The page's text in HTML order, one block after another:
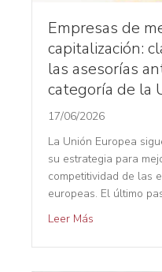
Empresas de
capitalización:
las asesorías
categoría de la
17/06/2026
La Unión Europea
su estrategia para
competitividad de las
europeas. El último
Leer Más